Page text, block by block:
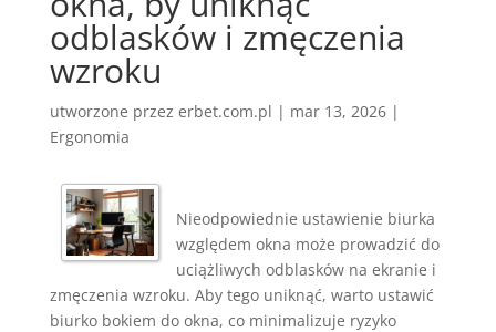
odblasków i zmęczenia
wzroku
utworzone przez erbet.com.pl | mar 13, 2026|
Ergonomia
Nieodpowiednie ustawienie biurka
względem okna może prowadzić do
uciążliwych odblasków na ekranie i
zmęczenia wzroku. Aby tego uniknąć, warto ustawić
biurko bokiem do okna, co minimalizuje ryzyko